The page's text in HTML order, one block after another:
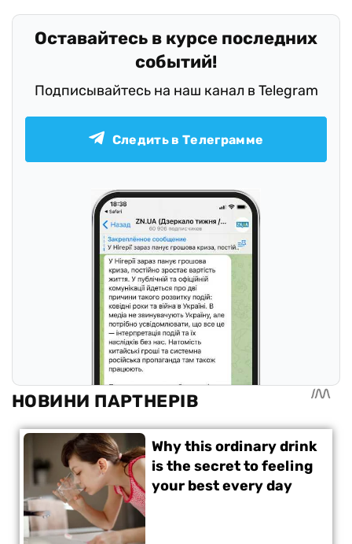
Оставайтесь в курсе последних
событий!
Подписывайтесь на наш канал в Telegram
Следить в Телеграмме